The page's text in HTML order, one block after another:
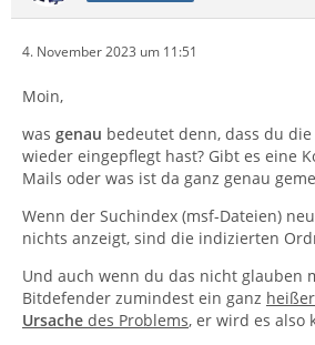
4. November 2023 um 11:51
Moin,
was genau bedeutet denn, dass du
wieder eingepflegt hast? Gibt es eine
Mails oder was ist da ganz genau
Wenn der Suchindex (msf-Dateien)
nichts anzeigt, sind die indizierten
Und auch wenn du das nicht glauben
Bitdefender zumindest ein ganz
Ursache des Problems, er wird es also